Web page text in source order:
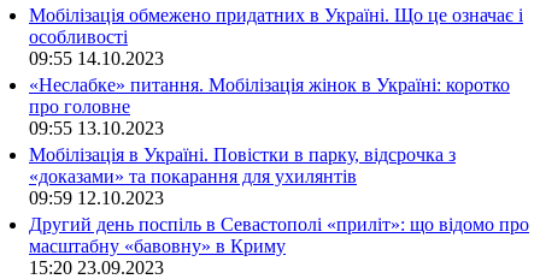
Мобілізація обмежено придатних в Україні. Що це означає і
особливості
09:55 14.10.2023
«Неслабке» питання. Мобілізація жінок в Україні: коротко
про головне
09:55 13.10.2023
Мобілізація в Україні. Повістки в парку, відсрочка з
«доказами» та покарання для ухилянтів
09:59 12.10.2023
Другий день поспіль в Севастополі «приліт»: що відомо про
масштабну «бавовну» в Криму
15:20 23.09.2023